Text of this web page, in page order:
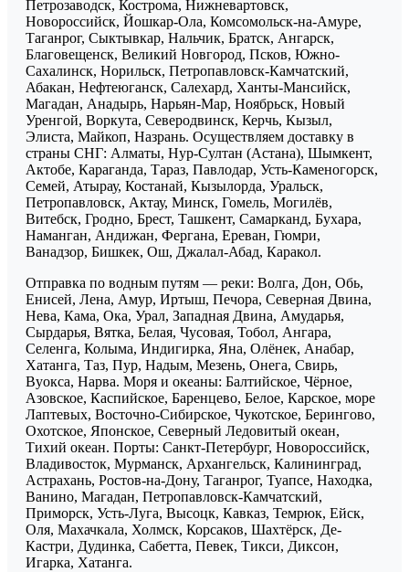
Петрозаводск, Кострома, Нижневартовск,
Новороссийск, Йошкар-Ола, Комсомольск-на-Амуре,
Таганрог, Сыктывкар, Нальчик, Братск, Ангарск,
Благовещенск, Великий Новгород, Псков, Южно-
Сахалинск, Норильск, Петропавловск-Камчатский,
Абакан, Нефтеюганск, Салехард, Ханты-Мансийск,
Магадан, Анадырь, Нарьян-Мар, Ноябрьск, Новый
Уренгой, Воркута, Северодвинск, Керчь, Кызыл,
Элиста, Майкоп, Назрань. Осуществляем доставку в
страны СНГ: Алматы, Нур-Султан (Астана), Шымкент,
Актобе, Караганда, Тараз, Павлодар, Усть-Каменогорск,
Семей, Атырау, Костанай, Кызылорда, Уральск,
Петропавловск, Актау, Минск, Гомель, Могилёв,
Витебск, Гродно, Брест, Ташкент, Самарканд, Бухара,
Наманган, Андижан, Фергана, Ереван, Гюмри,
Ванадзор, Бишкек, Ош, Джалал-Абад, Каракол.
Отправка по водным путям — реки: Волга, Дон, Обь,
Енисей, Лена, Амур, Иртыш, Печора, Северная Двина,
Нева, Кама, Ока, Урал, Западная Двина, Амударья,
Сырдарья, Вятка, Белая, Чусовая, Тобол, Ангара,
Селенга, Колыма, Индигирка, Яна, Олёнек, Анабар,
Хатанга, Таз, Пур, Надым, Мезень, Онега, Свирь,
Вуокса, Нарва. Моря и океаны: Балтийское, Чёрное,
Азовское, Каспийское, Баренцево, Белое, Карское, море
Лаптевых, Восточно-Сибирское, Чукотское, Берингово,
Охотское, Японское, Северный Ледовитый океан,
Тихий океан. Порты: Санкт-Петербург, Новороссийск,
Владивосток, Мурманск, Архангельск, Калининград,
Астрахань, Ростов-на-Дону, Таганрог, Туапсе, Находка,
Ванино, Магадан, Петропавловск-Камчатский,
Приморск, Усть-Луга, Высоцк, Кавказ, Темрюк, Ейск,
Оля, Махачкала, Холмск, Корсаков, Шахтёрск, Де-
Кастри, Дудинка, Сабетта, Певек, Тикси, Диксон,
Игарка, Хатанга.